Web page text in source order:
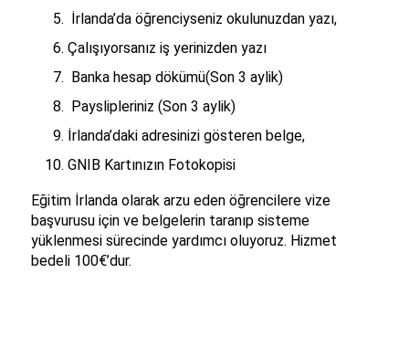
İrlanda’da öğrenciyseniz okulunuzdan yazı,
Çalışıyorsanız iş yerinizden yazı
Banka hesap dökümü(Son 3 aylik)
Payslipleriniz (Son 3 aylik)
İrlanda’daki adresinizi gösteren belge,
GNIB Kartınızın Fotokopisi
Eğitim İrlanda olarak arzu eden öğrencilere vize
başvurusu için ve belgelerin taranıp sisteme
yüklenmesi sürecinde yardımcı oluyoruz. Hizmet
bedeli 100€’dur.